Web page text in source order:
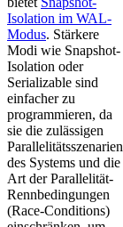
Isolation im WAL-
Modus. Stärkere
Modi wie Snapshot-
Isolation oder
Serializable sind
einfacher zu
programmieren, da
sie die zulässigen
Parallelitätsszenarien
des Systems und die
Art der Parallelität-
Rennbedingungen
(Race-Conditions)